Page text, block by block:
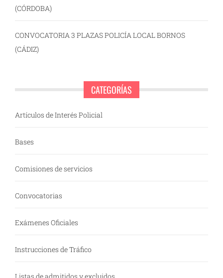
(CÓRDOBA)
CONVOCATORIA 3 PLAZAS POLICÍA LOCAL BORNOS
(CÁDIZ)
CATEGORÍAS
Artículos de Interés Policial
Bases
Comisiones de servicios
Convocatorias
Exámenes Oficiales
Instrucciones de Tráfico